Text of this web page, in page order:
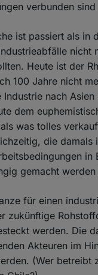
verbunden
ist passiert als in
nicht
Heute ist der
100 Jahre nicht
Industrie nach
dem
was tolles
die damals
in
gemacht werden
für einen
zukünftige
werden. Die
Akteuren im
(Wer betreibt